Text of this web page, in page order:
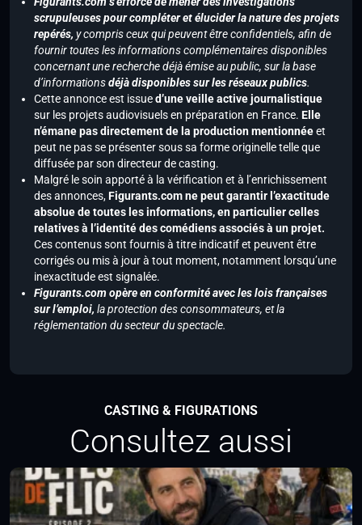
scrupuleuses pour compléter et élucider la nature des projets
repérés, y compris ceux qui peuvent être confidentiels, afin de
fournir toutes les informations complémentaires disponibles
concernant une recherche déjà émise au public, sur la base
d’informationsdéjà disponibles sur les réseaux publics.
Cette annonce est issued’une veille active journalistique
sur les projets audiovisuels en préparation en France. Elle
n’émane pas directement de la production mentionnéeet
peut ne pas se présenter sous sa forme originelle telle que
diffusée par son directeur de casting.
Malgré le soin apporté à la vérification et à l’enrichissement
des annonces,Figurants.com ne peut garantir l’exactitude
absolue de toutes les informations, en particulier celles
relatives à l’identité des comédiens associés à un projet.
Ces contenus sont fournis à titre indicatif et peuvent être
corrigés ou mis à jour à tout moment, notamment lorsqu’une
inexactitude est signalée.
Figurants.com opère en conformité avec les lois françaises
sur l’emploi, la protection des consommateurs, et la
réglementation du secteur du spectacle.
CASTING & FIGURATIONS
Consultez aussi